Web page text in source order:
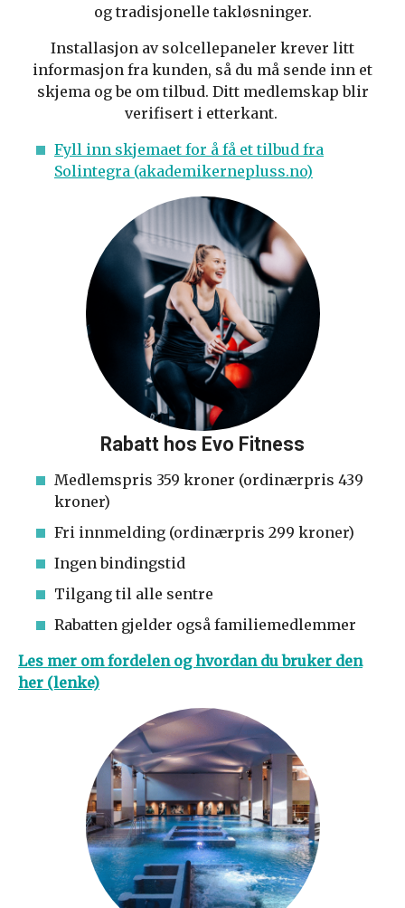
og tradisjonelle takløsninger.
Installasjon av solcellepaneler krever litt
informasjon fra kunden, så du må sende inn et
skjema og be om tilbud. Ditt medlemskap blir
verifisert i etterkant.
Fyll inn skjemaet for å få et tilbud fra
Solintegra (akademikernepluss.no)
Rabatt hos Evo Fitness
Medlemspris 359 kroner (ordinærpris 439
kroner)
Fri innmelding (ordinærpris 299 kroner)
Ingen bindingstid
Tilgang til alle sentre
Rabatten gjelder også familiemedlemmer
Les mer om fordelen og hvordan du bruker den
her (lenke)